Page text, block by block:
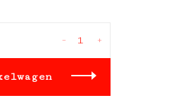
+
-